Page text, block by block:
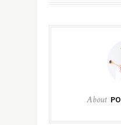
About